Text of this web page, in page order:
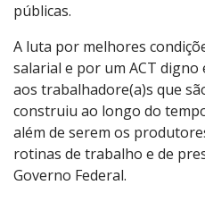
públicas.
A luta por melhores
salarial e por um ACT
aos trabalhadore(a)s que
construiu ao longo do
além de serem os
rotinas de trabalho e de
Governo Federal.